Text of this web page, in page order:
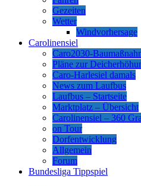
Gezeiten
Wetter
Windvorhersage
Carolinensiel
Caro2030-
Pläne zur
Caro-Harlesiel damals
News zum Laufbus
Laufbus – Startseite
Marktplatz – Übersicht
Carolinensiel – 360
on Tour
Dorfentwicklung
Allgemein
Forum
Bundesliga Tippspiel